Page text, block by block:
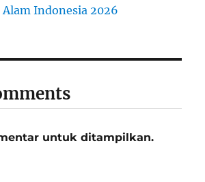
Indonesia 2026
untuk ditampilkan.